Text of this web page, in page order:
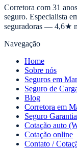
Corretora com 31
seguro. Especialista
seguradoras — 4,6★
Navegação
Home
Sobre nós
Seguros em
Seguro de
Blog
Corretora em
Seguro Garantia
Cotação auto
Cotação online
Contato /